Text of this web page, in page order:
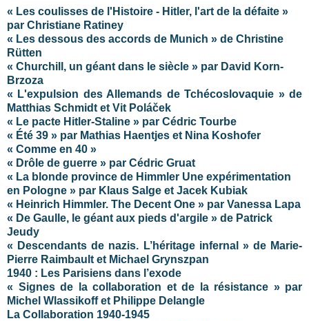
« Les coulisses de l'Histoire - Hitler, l'art de la défaite »
par Christiane Ratiney
« Les dessous des accords de Munich » de Christine
Rütten
« Churchill, un géant dans le siècle » par David Korn-
Brzoza
« L'expulsion des Allemands de Tchécoslovaquie » de
Matthias Schmidt et Vit Poláček
« Le pacte Hitler-Staline » par Cédric Tourbe
« Été 39 » par Mathias Haentjes et Nina Koshofer
« Comme en 40 »
« Drôle de guerre » par Cédric Gruat
« La blonde province de Himmler Une expérimentation
en Pologne » par Klaus Salge et Jacek Kubiak
« Heinrich Himmler. The Decent One » par Vanessa Lapa
« De Gaulle, le géant aux pieds d'argile » de Patrick
Jeudy
« Descendants de nazis. L’héritage infernal » de Marie-
Pierre Raimbault et Michael Grynszpan
1940 : Les Parisiens dans l’exode
« Signes de la collaboration et de la résistance » par
Michel Wlassikoff et Philippe Delangle
La Collaboration 1940-1945